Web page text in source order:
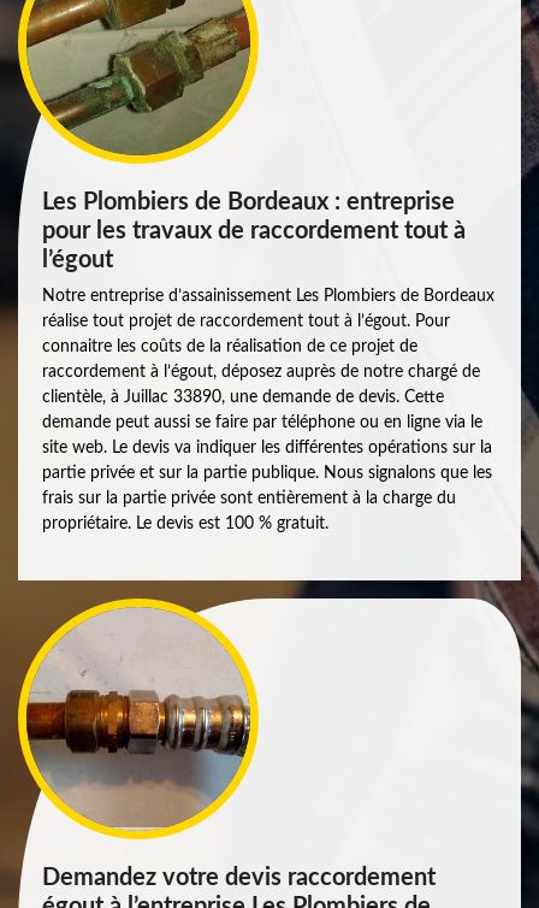
Les Plombiers de Bordeaux : entreprise
pour les travaux de raccordement tout à
l’égout
Notre entreprise d’assainissement Les Plombiers de Bordeaux
réalise tout projet de raccordement tout à l’égout. Pour
connaitre les coûts de la réalisation de ce projet de
raccordement à l’égout, déposez auprès de notre chargé de
clientèle, à Juillac 33890, une demande de devis. Cette
demande peut aussi se faire par téléphone ou en ligne via le
site web. Le devis va indiquer les différentes opérations sur la
partie privée et sur la partie publique. Nous signalons que les
frais sur la partie privée sont entièrement à la charge du
propriétaire. Le devis est 100 % gratuit.
Demandez votre devis raccordement